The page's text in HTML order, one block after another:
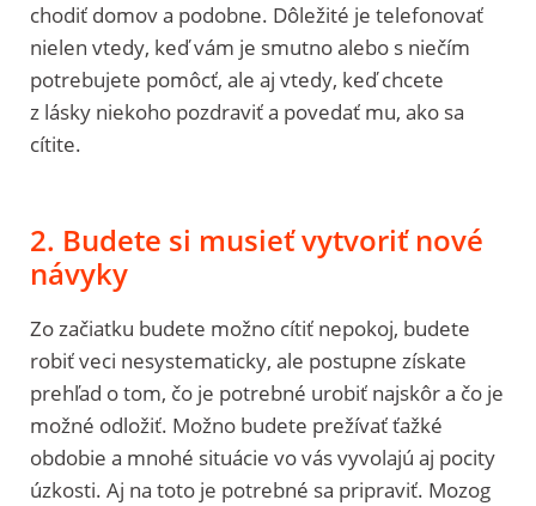
chodiť domov a podobne. Dôležité je telefonovať
nielen vtedy, keď vám je smutno alebo s niečím
potrebujete pomôcť, ale aj vtedy, keď chcete
z lásky niekoho pozdraviť a povedať mu, ako sa
cítite.
2. Budete si musieť vytvoriť nové
návyky
Zo začiatku budete možno cítiť nepokoj, budete
robiť veci nesystematicky, ale postupne získate
prehľad o tom, čo je potrebné urobiť najskôr a čo je
možné odložiť. Možno budete prežívať ťažké
obdobie a mnohé situácie vo vás vyvolajú aj pocity
úzkosti. Aj na toto je potrebné sa pripraviť. Mozog